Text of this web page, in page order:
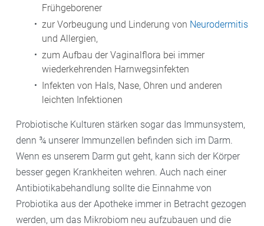
geschmacklich verfeinern und in die Gurkengläser
geben.
– Dann mit etwa 1 – 2 Prozent Salz auf das
Gesamtgewicht würzen oder das Gemüse mit einer
Wasserlauge aufgießen. „Dabei sollte oben nichts
rausschauen. Durch den Kontakt mit der Luft könnte
sich nämlich Schimmel bilden“, weiß Hildebrand.
– Achtung: „Wenn die Milchsäurebakterien aktiv sind,
blubbert und rülpst es, den Deckel noch nicht fest
zuschrauben. Dann herrscht Leben im Glas, und es
kann Übersprudeln“, rät er. Deshalb sollte man auch
etwas unterstellen.
Frühgeborener
zur Vorbeugung und Linderung von Neurodermitis
und Allergien,
zum Aufbau der Vaginalflora bei immer
wiederkehrenden Harnwegsinfekten
Infekten von Hals, Nase, Ohren und anderen
leichten Infektionen
Probiotische Kulturen stärken sogar das Immunsystem,
denn ¾ unserer Immunzellen befinden sich im Darm.
Wenn es unserem Darm gut geht, kann sich der Körper
besser gegen Krankheiten wehren. Auch nach einer
Antibiotikabehandlung sollte die Einnahme von
Probiotika aus der Apotheke immer in Betracht gezogen
werden, um das Mikrobiom neu aufzubauen und die